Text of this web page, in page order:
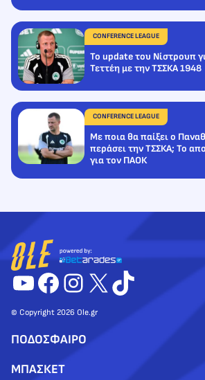
CONFERENCE LEAGUE
Το update του Νίστρουπ
Τεττέη με την ΤΣΣΚΑ 1948
CONFERENCE LEAGUE
Με ποια θα παίξει ο
περάσει την ΤΣΣΚΑ; Το
για τον ΠΑΟΚ
YouTube
Facebook
Instagram
X TikTok
© Copyright 2026 Ole.gr
ΠΟΔΟΣΦΑΙΡΟ
ΜΠΑΣΚΕΤ